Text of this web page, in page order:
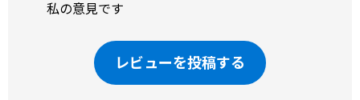
私の意見です
レビューを投稿する